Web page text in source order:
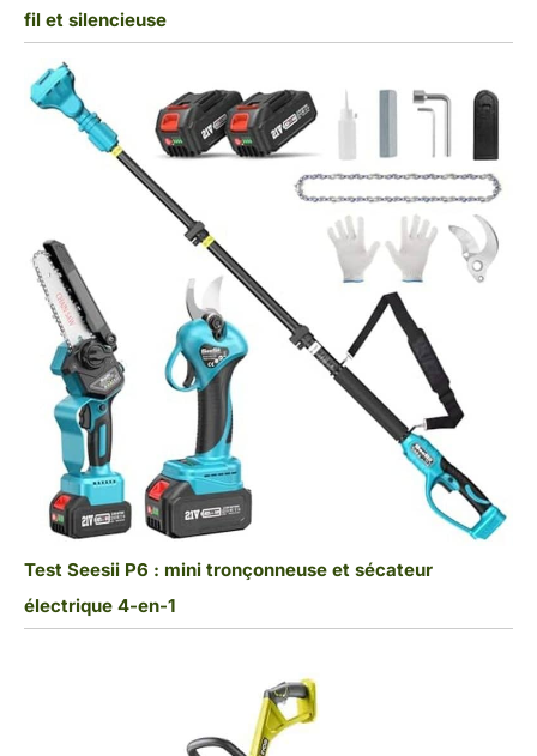
fil et silencieuse
Test Seesii P6 : mini tronçonneuse et sécateur
électrique 4-en-1